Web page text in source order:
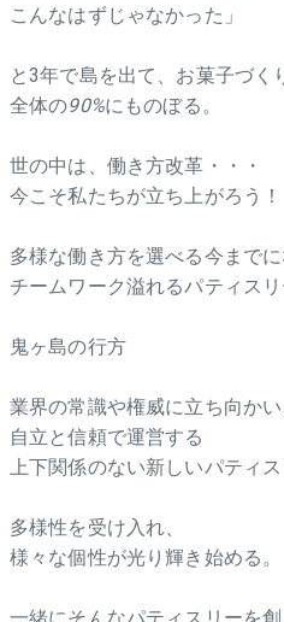
こんなはずじゃなかった」
と3年で島を出て、お菓子づく
全体の90%にものぼる。
世の中は、働き方改革・・・
今こそ私たちが立ち上がろう！
多様な働き方を選べる今まで
チームワーク溢れるパティス
鬼ヶ島の行方
業界の常識や権威に立ち向かい
自立と信頼で運営する
上下関係のない新しいパティス
多様性を受け入れ、
様々な個性が光り輝き始める。